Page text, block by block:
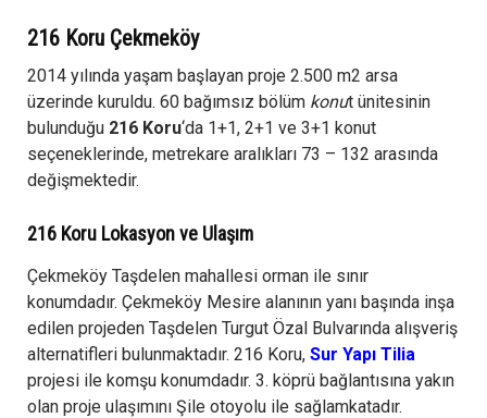
216 Koru Çekmeköy
2014 yılında yaşam başlayan proje 2.500 m2 arsa
üzerinde kuruldu. 60 bağımsız bölüm konut ünitesinin
bulunduğu 216 Koru‘da 1+1, 2+1 ve 3+1 konut
seçeneklerinde, metrekare aralıkları 73 – 132 arasında
değişmektedir.
216 Koru Lokasyon ve Ulaşım
Çekmeköy Taşdelen mahallesi orman ile sınır
konumdadır. Çekmeköy Mesire alanının yanı başında inşa
edilen projeden Taşdelen Turgut Özal Bulvarında alışveriş
alternatifleri bulunmaktadır. 216 Koru, Sur Yapı Tilia
projesi ile komşu konumdadır. 3. köprü bağlantısına yakın
olan proje ulaşımını Şile otoyolu ile sağlamkatadır.